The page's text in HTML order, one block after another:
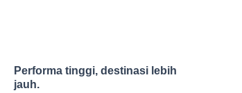
Performa tinggi, destinasi lebih
jauh.